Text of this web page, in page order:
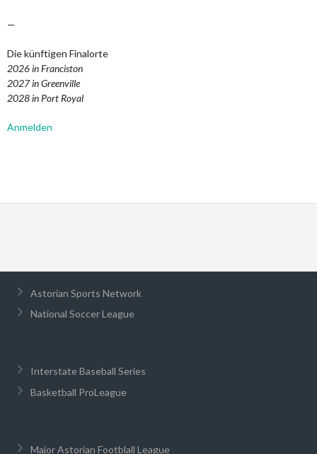
—
Die künftigen Finalorte
2026 in Franciston
2027 in Greenville
2028 in Port Royal
Anmelden
Astorian Sports Network
National Soccer League
Interstate Baseball Series
Basketball ProLeague
Major Astorian Footblall League